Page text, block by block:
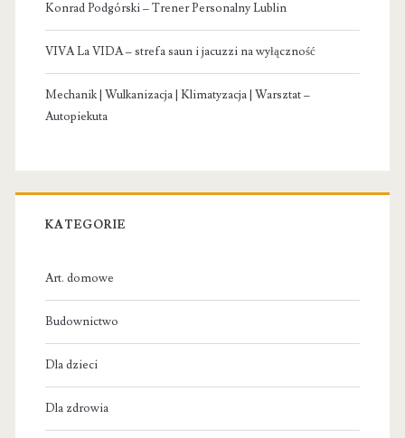
Konrad Podgórski – Trener Personalny Lublin
VIVA La VIDA – strefa saun i jacuzzi na wyłączność
Mechanik | Wulkanizacja | Klimatyzacja | Warsztat –
Autopiekuta
KATEGORIE
Art. domowe
Budownictwo
Dla dzieci
Dla zdrowia